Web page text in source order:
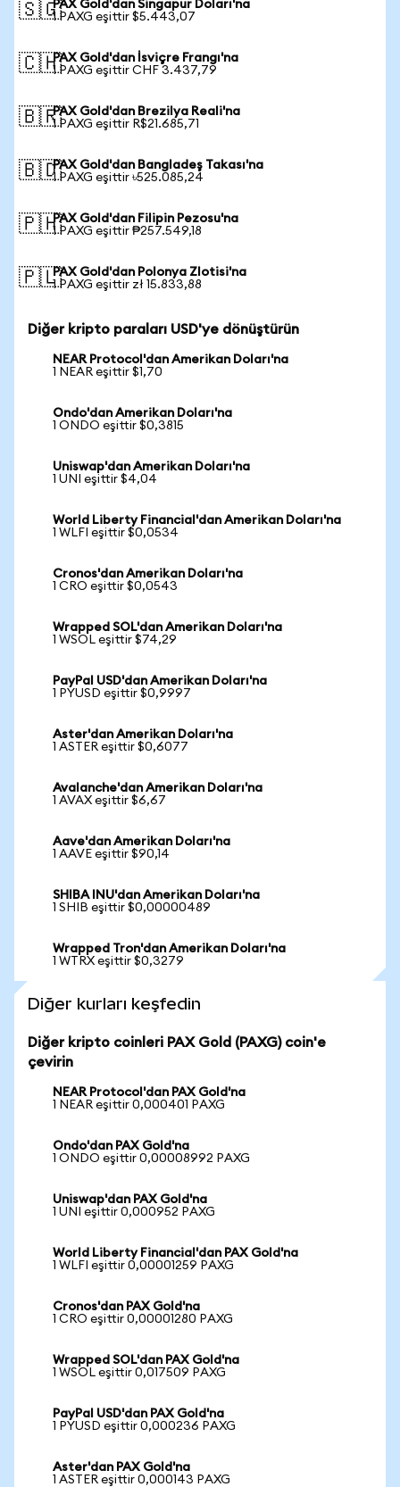
🇸🇬PAX Gold'dan Singapur Doları'na
1 PAXG eşittir $5.443,07
🇨🇭PAX Gold'dan İsviçre Frangı'na
1 PAXG eşittir CHF 3.437,79
🇧🇷PAX Gold'dan Brezilya Reali'na
1 PAXG eşittir R$21.685,71
🇧🇩PAX Gold'dan Bangladeş Takası'na
1 PAXG eşittir ৳525.085,24
🇵🇭PAX Gold'dan Filipin Pezosu'na
1 PAXG eşittir ₱257.549,18
🇵🇱PAX Gold'dan Polonya Zlotisi'na
1 PAXG eşittir zł 15.833,88
Diğer kripto paraları USD'ye dönüştürün
NEAR Protocol'dan Amerikan Doları'na
1 NEAR eşittir $1,70
Ondo'dan Amerikan Doları'na
1 ONDO eşittir $0,3815
Uniswap'dan Amerikan Doları'na
1 UNI eşittir $4,04
World Liberty Financial'dan Amerikan Doları'na
1 WLFI eşittir $0,0534
Cronos'dan Amerikan Doları'na
1 CRO eşittir $0,0543
Wrapped SOL'dan Amerikan Doları'na
1 WSOL eşittir $74,29
PayPal USD'dan Amerikan Doları'na
1 PYUSD eşittir $0,9997
Aster'dan Amerikan Doları'na
1 ASTER eşittir $0,6077
Avalanche'dan Amerikan Doları'na
1 AVAX eşittir $6,67
Aave'dan Amerikan Doları'na
1 AAVE eşittir $90,14
SHIBA INU'dan Amerikan Doları'na
1 SHIB eşittir $0,00000489
Wrapped Tron'dan Amerikan Doları'na
1 WTRX eşittir $0,3279
Diğer kurları keşfedin
Diğer kripto coinleri PAX Gold (PAXG) coin'e
çevirin
NEAR Protocol'dan PAX Gold'na
1 NEAR eşittir 0,000401 PAXG
Ondo'dan PAX Gold'na
1 ONDO eşittir 0,00008992 PAXG
Uniswap'dan PAX Gold'na
1 UNI eşittir 0,000952 PAXG
World Liberty Financial'dan PAX Gold'na
1 WLFI eşittir 0,00001259 PAXG
Cronos'dan PAX Gold'na
1 CRO eşittir 0,00001280 PAXG
Wrapped SOL'dan PAX Gold'na
1 WSOL eşittir 0,017509 PAXG
PayPal USD'dan PAX Gold'na
1 PYUSD eşittir 0,000236 PAXG
Aster'dan PAX Gold'na
1 ASTER eşittir 0,000143 PAXG